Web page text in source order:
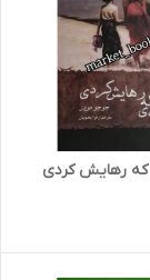
رهایش کردی